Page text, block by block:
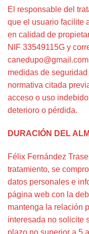
El responsable del
que el usuario facilite
en calidad de
NIF 33549115G y
medidas de
normativa citada
acceso o uso
deterioro o pérdida.
DURACIÓN DEL
Félix Fernández
tratamiento, se
datos personales e
página web con la
mantenga la relación
interesada no solicite
plazo no superior a 5